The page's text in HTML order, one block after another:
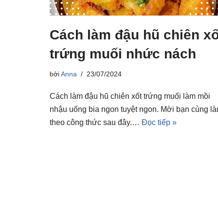
Cách làm đậu hũ chiên
trứng muối nhức nách
bởiAnna 23/07/2024
Cách làm đậu hũ chiên xốt trứng muối làm mồi
nhậu uống bia ngon tuyệt ngon. Mời bạn cùng
theo công thức sau đây.… Đọc tiếp »